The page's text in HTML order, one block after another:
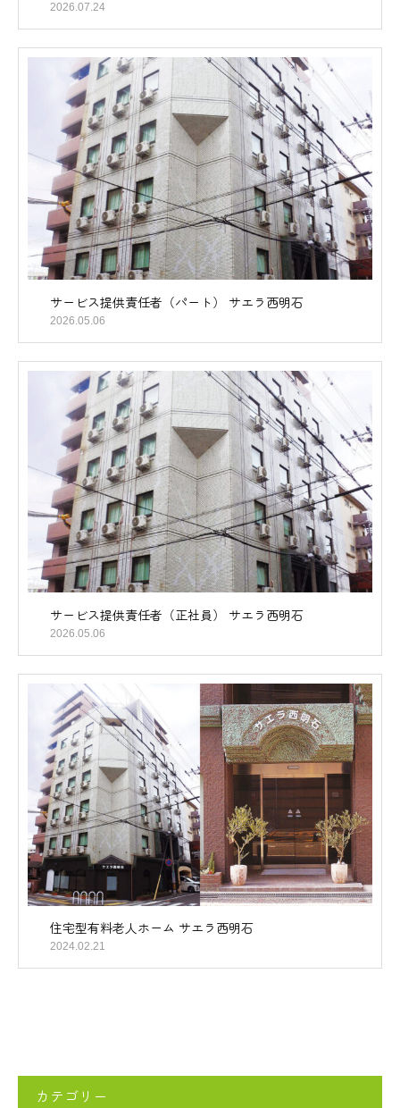
2026.07.24
サービス提供責任者（パート） サエラ西明石
2026.05.06
サービス提供責任者（正社員） サエラ西明石
2026.05.06
住宅型有料老人ホーム サエラ西明石
2024.02.21
カテゴリー